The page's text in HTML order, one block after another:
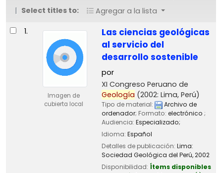
Select titles to:
Agregar a la lista
Resultados
1.
Imagen de
cubierta local
Las ciencias geológicas
al servicio del
desarrollo sostenible
por
XI Congreso Peruano de
Geología (2002: Lima, Perú)
Tipo de material:
Archivo de
ordenador; Formato: electrónico ;
Audiencia: Especializado;
Idioma: Español
Detalles de publicación: Lima:
Sociedad Geológica del Perú,2002
Disponibilidad: Ítems disponibles